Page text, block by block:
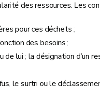
des ressources. Les
pour ces déchets ;
des besoins ;
lui ; la désignation d’un
le surtri ou le